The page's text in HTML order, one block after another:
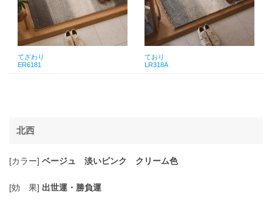
てざわり
ER6181
ており
LR318A
北西
[カラー] ベージュ 淡いピンク クリーム色
[効 果] 出世運・勝負運